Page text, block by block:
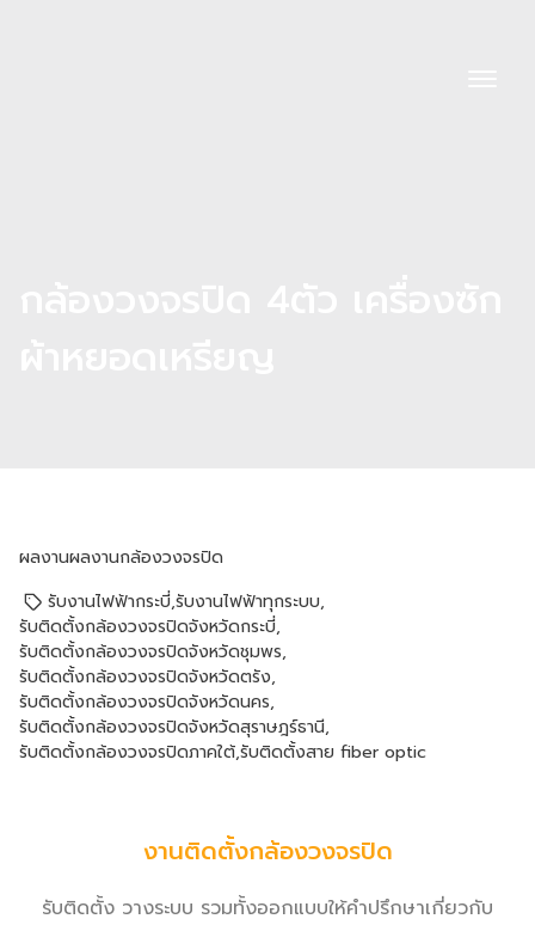
ผลงานผลงานกล้องวงจรปิด
รับงานไฟฟ้ากระบี่,รับงานไฟฟ้าทุกระบบ,
รับติดตั้งกล้องวงจรปิดจังหวัดกระบี่,
รับติดตั้งกล้องวงจรปิดจังหวัดชุมพร,
รับติดตั้งกล้องวงจรปิดจังหวัดตรัง,
รับติดตั้งกล้องวงจรปิดจังหวัดนคร,
รับติดตั้งกล้องวงจรปิดจังหวัดสุราษฎร์ธานี,
รับติดตั้งกล้องวงจรปิดภาคใต้,รับติดตั้งสาย fiber optic
งานติดตั้งกล้องวงจรปิด
รับติดตั้ง วางระบบ รวมทั้งออกแบบให้คำปรึกษาเกี่ยวกับ